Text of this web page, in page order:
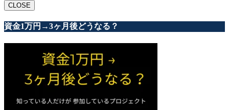
CLOSE
資金1万円→3ヶ月後どうなる？